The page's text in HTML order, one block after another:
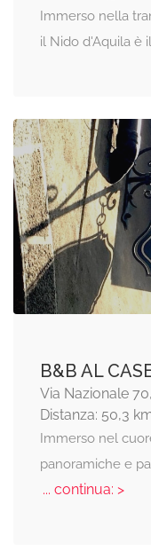
Immerso nella
il Nido d'Aquila è il
B&B AL
Via Nazionale
Distanza: 50,3
Immerso nel
panoramiche e
... continua: >